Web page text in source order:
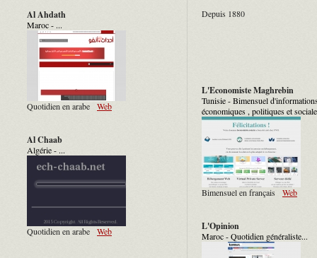
Al Ahdath
Maroc - ...
Quotidien en arabe Web
Al Chaab
Algérie - ...
Quotidien en arabe Web
Depuis 1880
L'Economiste Maghrebin
Tunisie - Bimensuel
économiques , politiques et
Bimensuel en français Web
L'Opinion
Maroc - Quotidien généraliste...